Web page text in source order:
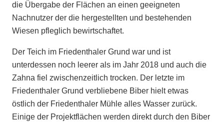
die Übergabe der Flächen an einen geeigneten
Nachnutzer der die hergestellten und bestehenden
Wiesen pfleglich bewirtschaftet.
Der Teich im Friedenthaler Grund war und ist
unterdessen noch leerer als im Jahr 2018 und auch die
Zahna fiel zwischenzeitlich trocken. Der letzte im
Friedenthaler Grund verbliebene Biber hielt etwas
östlich der Friedenthaler Mühle alles Wasser zurück.
Einige der Projektflächen werden direkt durch den Biber